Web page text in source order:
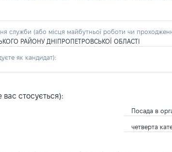
служби (або місця майбутньої роботи чи
РАЙОНУ ДНІПРОПЕТРОВСЬКОЇ ОБЛАСТІ
як кандидат):
вас стосується):
Посада в
четверта